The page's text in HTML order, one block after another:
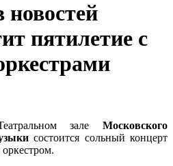
пятилетие с
залеМосковского
состоится сольный концерт
оркестром.